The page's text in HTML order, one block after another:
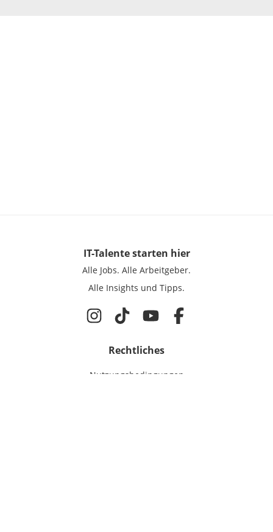
IT-Talentestarten hier
Alle Jobs. Alle Arbeitgeber.
Alle Insights und Tipps.
Rechtliches
Nutzungsbedingungen